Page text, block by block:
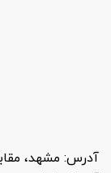
آدرس: مشهد،